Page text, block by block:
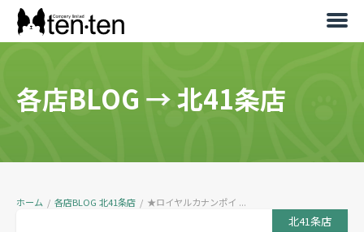
各店BLOG →北41条店
ホーム / 各店BLOG 北41条店 / ★ロイヤルカナンポイ ...
北41条店